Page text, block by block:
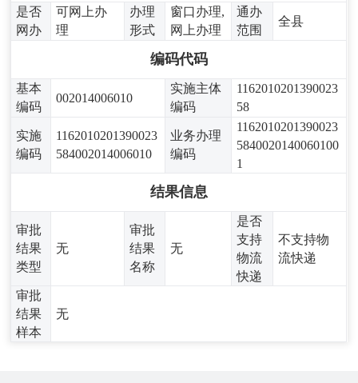
是否
网办
可网上办
理
办理
形式
窗口办理,
网上办理
通办
范围
全县
编码代码
基本
编码
002014006010
实施主体
编码
1162010201390023
58
实施
编码
1162010201390023
584002014006010
业务办理
编码
1162010201390023
5840020140060100
1
结果信息
审批
结果
类型
无
审批
结果
名称
无
是否
支持
物流
快递
不支持物
流快递
审批
结果
样本
无